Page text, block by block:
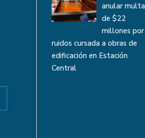
anular multa
de $22
millones por
ruidos cursada a obras de
edificación en Estación
Central